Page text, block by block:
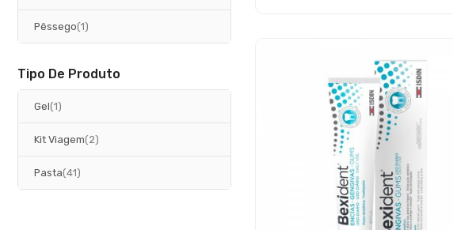
Pêssego 1
artigo
Tipo De Produto
Gel 1
artigo
Kit Viagem 2
artigos
Pasta 41
artigos